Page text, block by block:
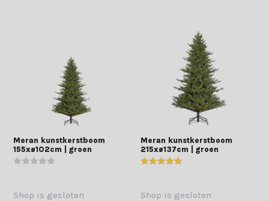
Meran kunstkerstboom
155xø102cm | groen
Shop is gesloten
Meran kunstkerstboom
215xø137cm | groen
Shop is gesloten